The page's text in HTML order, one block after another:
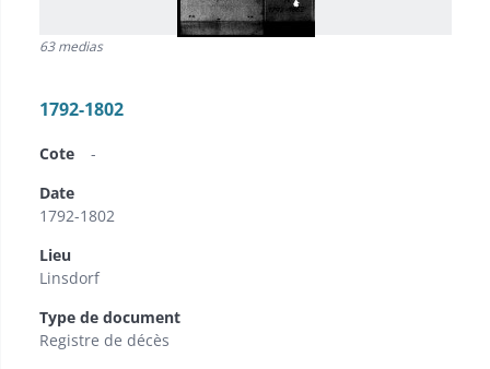
63 medias
1792-1802
Cote
-
Date
1792-1802
Lieu
Linsdorf
Type de document
Registre de décès